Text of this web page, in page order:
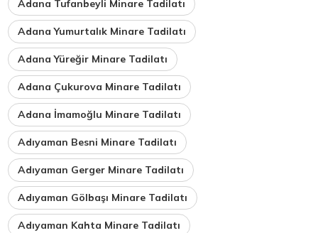
Adana Tufanbeyli Minare Tadilatı
Adana Yumurtalık Minare Tadilatı
Adana Yüreğir Minare Tadilatı
Adana Çukurova Minare Tadilatı
Adana İmamoğlu Minare Tadilatı
Adıyaman Besni Minare Tadilatı
Adıyaman Gerger Minare Tadilatı
Adıyaman Gölbaşı Minare Tadilatı
Adıyaman Kahta Minare Tadilatı